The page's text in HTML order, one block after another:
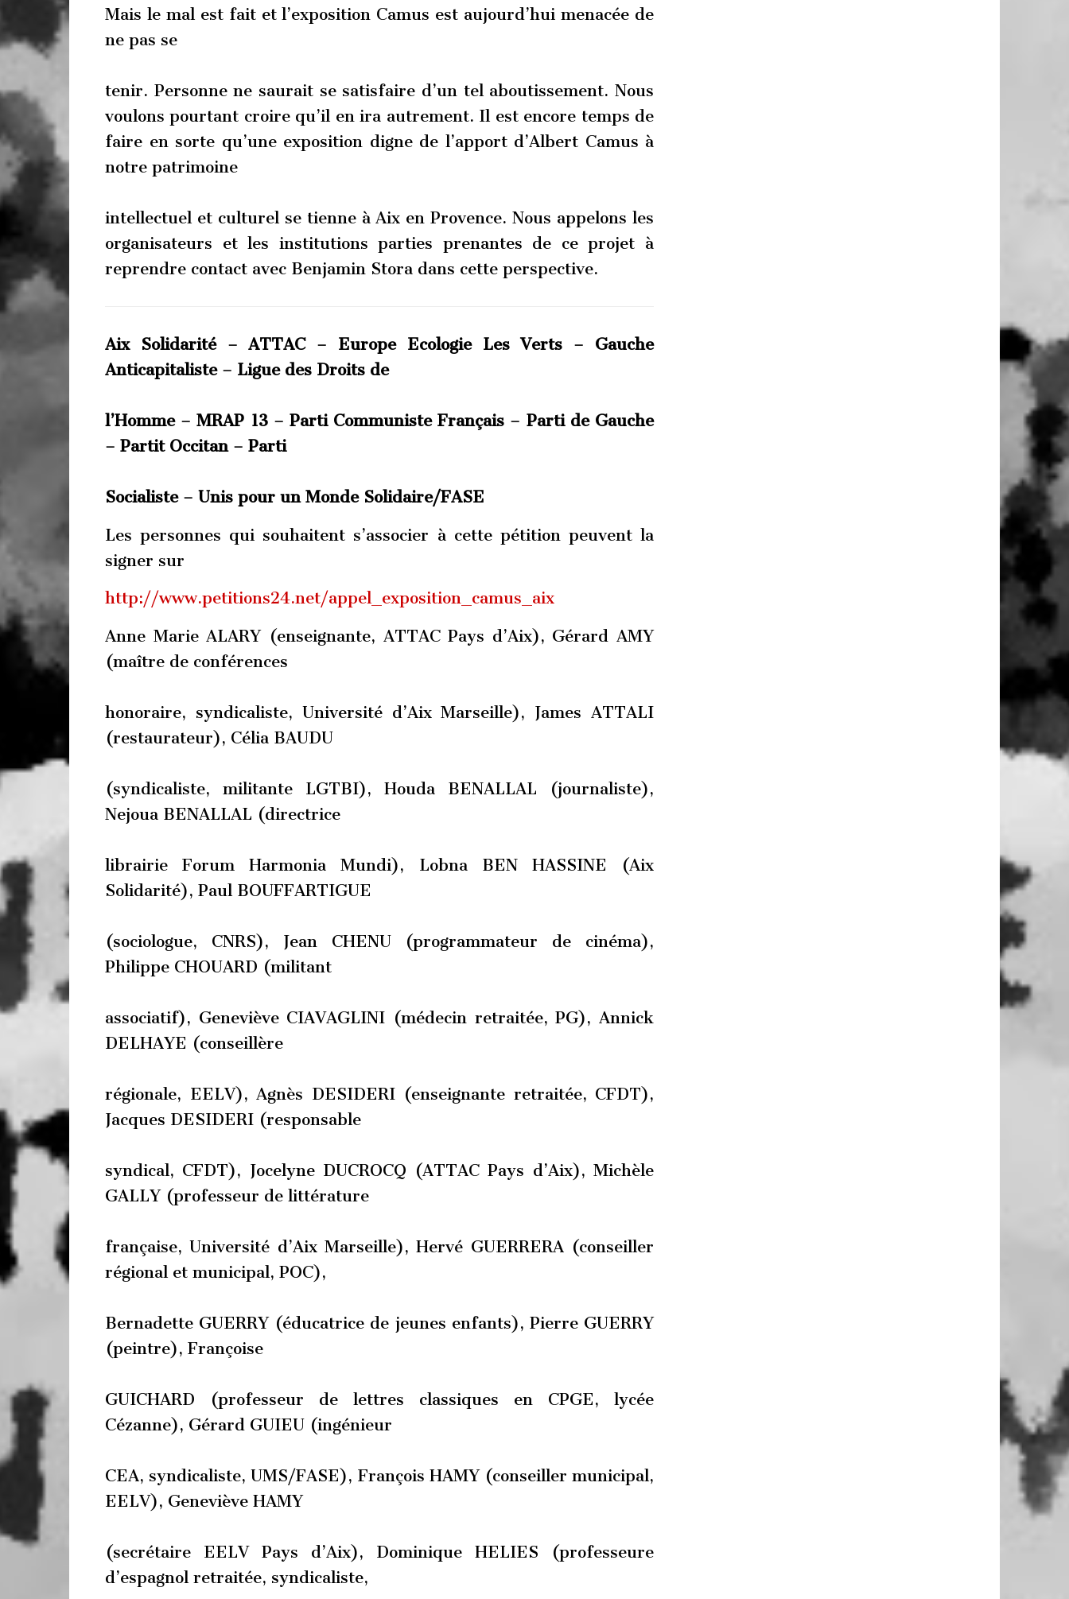
Mais le mal est fait et l’exposition Camus est aujourd’hui menacée de
ne pas se
tenir. Personne ne saurait se satisfaire d’un tel aboutissement. Nous
voulons pourtant croire qu’il en ira autrement. Il est encore temps de
faire en sorte qu’une exposition digne de l’apport d’Albert Camus à
notre patrimoine
intellectuel et culturel se tienne à Aix en Provence. Nous appelons les
organisateurs et les institutions parties prenantes de ce projet à
reprendre contact avec Benjamin Stora dans cette perspective.
Aix Solidarité – ATTAC – Europe Ecologie Les Verts – Gauche
Anticapitaliste – Ligue des Droits de
l’Homme – MRAP 13 – Parti Communiste Français – Parti de Gauche
– Partit Occitan – Parti
Socialiste – Unis pour un Monde Solidaire/FASE
Les personnes qui souhaitent s’associer à cette pétition peuvent la
signer sur
http://www.petitions24.net/appel_exposition_camus_aix
Anne Marie ALARY (enseignante, ATTAC Pays d’Aix), Gérard AMY
(maître de conférences
honoraire, syndicaliste, Université d’Aix Marseille), James ATTALI
(restaurateur), Célia BAUDU
(syndicaliste, militante LGTBI), Houda BENALLAL (journaliste),
Nejoua BENALLAL (directrice
librairie Forum Harmonia Mundi), Lobna BEN HASSINE (Aix
Solidarité), Paul BOUFFARTIGUE
(sociologue, CNRS), Jean CHENU (programmateur de cinéma),
Philippe CHOUARD (militant
associatif), Geneviève CIAVAGLINI (médecin retraitée, PG), Annick
DELHAYE (conseillère
régionale, EELV), Agnès DESIDERI (enseignante retraitée, CFDT),
Jacques DESIDERI (responsable
syndical, CFDT), Jocelyne DUCROCQ (ATTAC Pays d’Aix), Michèle
GALLY (professeur de littérature
française, Université d’Aix Marseille), Hervé GUERRERA (conseiller
régional et municipal, POC),
Bernadette GUERRY (éducatrice de jeunes enfants), Pierre GUERRY
(peintre), Françoise
GUICHARD (professeur de lettres classiques en CPGE, lycée
Cézanne), Gérard GUIEU (ingénieur
CEA, syndicaliste, UMS/FASE), François HAMY (conseiller municipal,
EELV), Geneviève HAMY
(secrétaire EELV Pays d’Aix), Dominique HELIES (professeure
d’espagnol retraitée, syndicaliste,